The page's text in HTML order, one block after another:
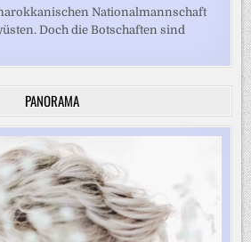
Nationalmannschaft
Doch die Botschaften sind
PANORAMA